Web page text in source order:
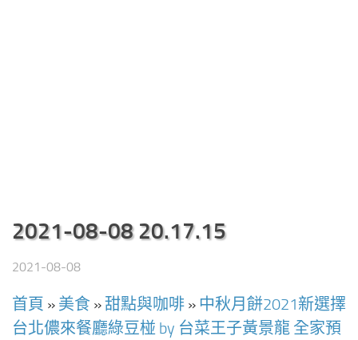
2021-08-08 20.17.15
2021-08-08
首頁 » 美食 »甜點與咖啡 » 中秋月餅2021新選擇
台北儂來餐廳綠豆椪 by 台菜王子黃景龍 全家預